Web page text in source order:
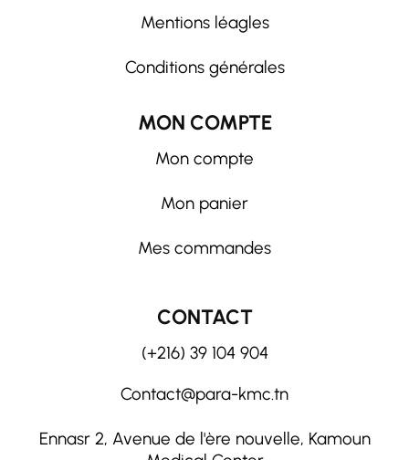
Mentions léagles
Conditions générales
MON COMPTE
Mon compte
Mon panier
Mes commandes
CONTACT
(+216) 39 104 904
Contact@para-kmc.tn
Ennasr 2, Avenue de l'ère nouvelle, Kamoun